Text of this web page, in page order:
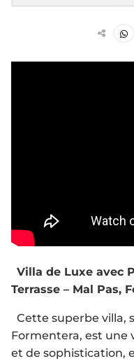
Villa de Luxe avec Piscine, Cinéma et Toit-
Terrasse – Mal Pas,
Cette superbe villa, située au cœur de
Formentera, est
et de sophistication,